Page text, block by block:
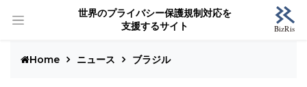
世界のプライバシー保護規制対応を
支援するサイト
Home ニュース ブラジル